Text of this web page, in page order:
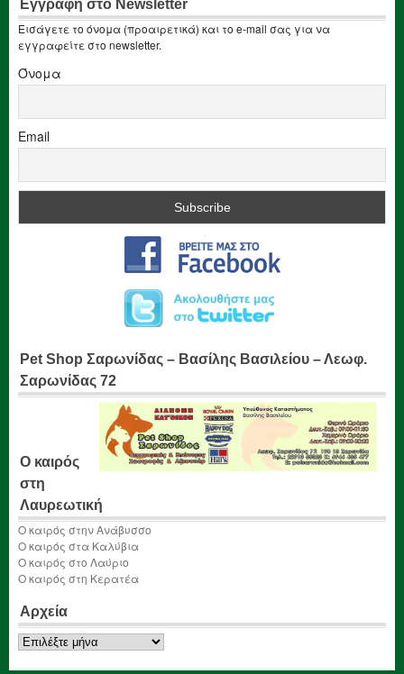
Εγγραφή στο Newsletter
Εισάγετε το όνομα (προαιρετικά) και το e-mail σας για να
εγγραφείτε στο newsletter.
Όνομα
Email
Pet Shop Σαρωνίδας – Βασίλης Βασιλείου – Λεωφ.
Σαρωνίδας 72
Ο καιρός
στη
Λαυρεωτική
Ο καιρός στην Ανάβυσσο
Ο καιρός στα Καλύβια
Ο καιρός στο Λαύριο
Ο καιρός στη Κερατέα
Αρχεία
Αρχεία